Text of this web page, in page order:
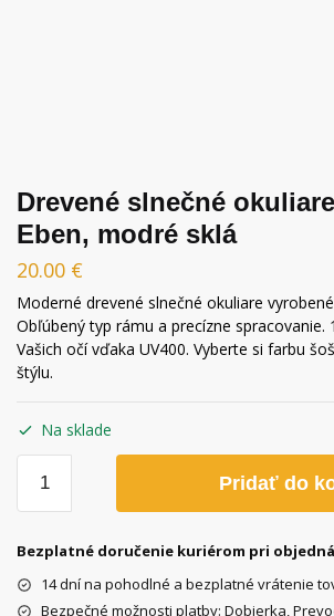
Drevené slnečné
Eben, modré sklá
20.00 €
Moderné drevené slnečné okuliare
Obľúbený typ rámu a precízne spracovanie.
Vašich očí vďaka UV400. Vyberte si farbu
štýlu.
Na sklade
Drevené
okuliare
Pridať do
Bezplatné doručenie kuriérom pri
14 dní na pohodlné a bezplatné vrátenie
Bezpečné možnosti platby: Dobierka,